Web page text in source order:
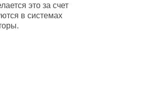
это за счет
в системах